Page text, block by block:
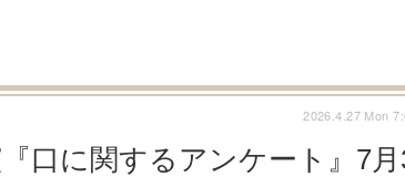
口に関するアンケート』7
2026.4.27 Mon